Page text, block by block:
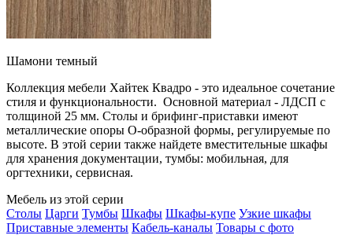
Шамони темный
Коллекция мебели Хайтек Квадро - это идеальное сочетание
стиля и функциональности. Основной материал - ЛДСП с
толщиной 25 мм. Столы и брифинг-приставки имеют
металлические опоры О-образной формы, регулируемые по
высоте. В этой серии также найдете вместительные шкафы
для хранения документации, тумбы: мобильная, для
оргтехники, сервисная.
Мебель из этой серии
Столы Царги Тумбы Шкафы Шкафы-купе Узкие шкафы
Приставные элементы Кабель-каналы Товары с фото